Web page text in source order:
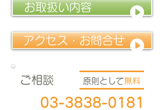
お取扱い内容
アクセス・お問合せ
ご相談 原則として無料
03-3838-0181